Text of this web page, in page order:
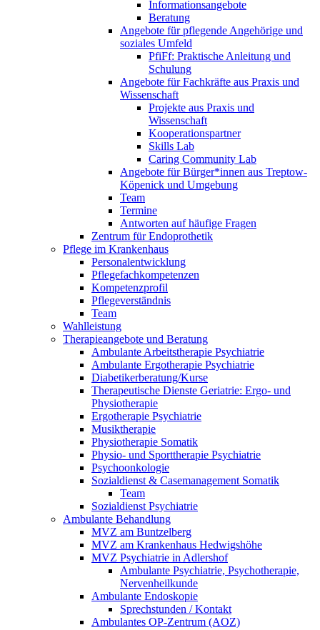
Informationsangebote
Beratung
Angebote für pflegende Angehörige und
soziales Umfeld
PfiFf: Praktische Anleitung und
Schulung
Angebote für Fachkräfte aus Praxis und
Wissenschaft
Projekte aus Praxis und
Wissenschaft
Kooperationspartner
Skills Lab
Caring Community Lab
Angebote für Bürger*innen aus Treptow-
Köpenick und Umgebung
Team
Termine
Antworten auf häufige Fragen
Zentrum für Endoprothetik
Pflege im Krankenhaus
Personalentwicklung
Pflegefachkompetenzen
Kompetenzprofil
Pflegeverständnis
Team
Wahlleistung
Therapieangebote und Beratung
Ambulante Arbeitstherapie Psychiatrie
Ambulante Ergotherapie Psychiatrie
Diabetikerberatung/Kurse
Therapeutische Dienste Geriatrie: Ergo- und
Physiotherapie
Ergotherapie Psychiatrie
Musiktherapie
Physiotherapie Somatik
Physio- und Sporttherapie Psychiatrie
Psychoonkologie
Sozialdienst & Casemanagement Somatik
Team
Sozialdienst Psychiatrie
Ambulante Behandlung
MVZ am Buntzelberg
MVZ am Krankenhaus Hedwigshöhe
MVZ Psychiatrie in Adlershof
Ambulante Psychiatrie, Psychotherapie,
Nervenheilkunde
Ambulante Endoskopie
Sprechstunden / Kontakt
Ambulantes OP-Zentrum (AOZ)